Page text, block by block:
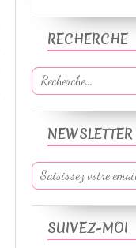
NEWSLETTER
SUIVEZ-MOI
RECHERCHE